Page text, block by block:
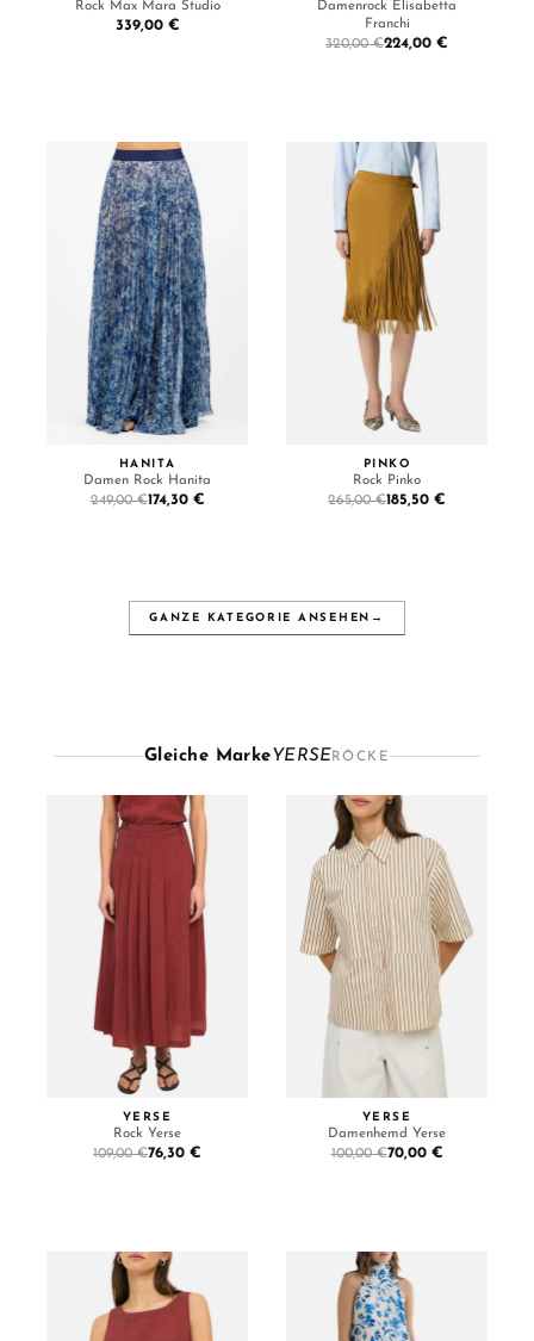
Rock Max Mara Studio
339,00 €
Damenrock Elisabetta
Franchi
320,00 €224,00 €
HANITA
Damen Rock Hanita
249,00 €174,30 €
PINKO
Rock Pinko
265,00 €185,50 €
GANZE KATEGORIE ANSEHEN →
Gleiche Marke YERSE RÖCKE
YERSE
Rock Yerse
109,00 €76,30 €
YERSE
Damenhemd Yerse
100,00 €70,00 €